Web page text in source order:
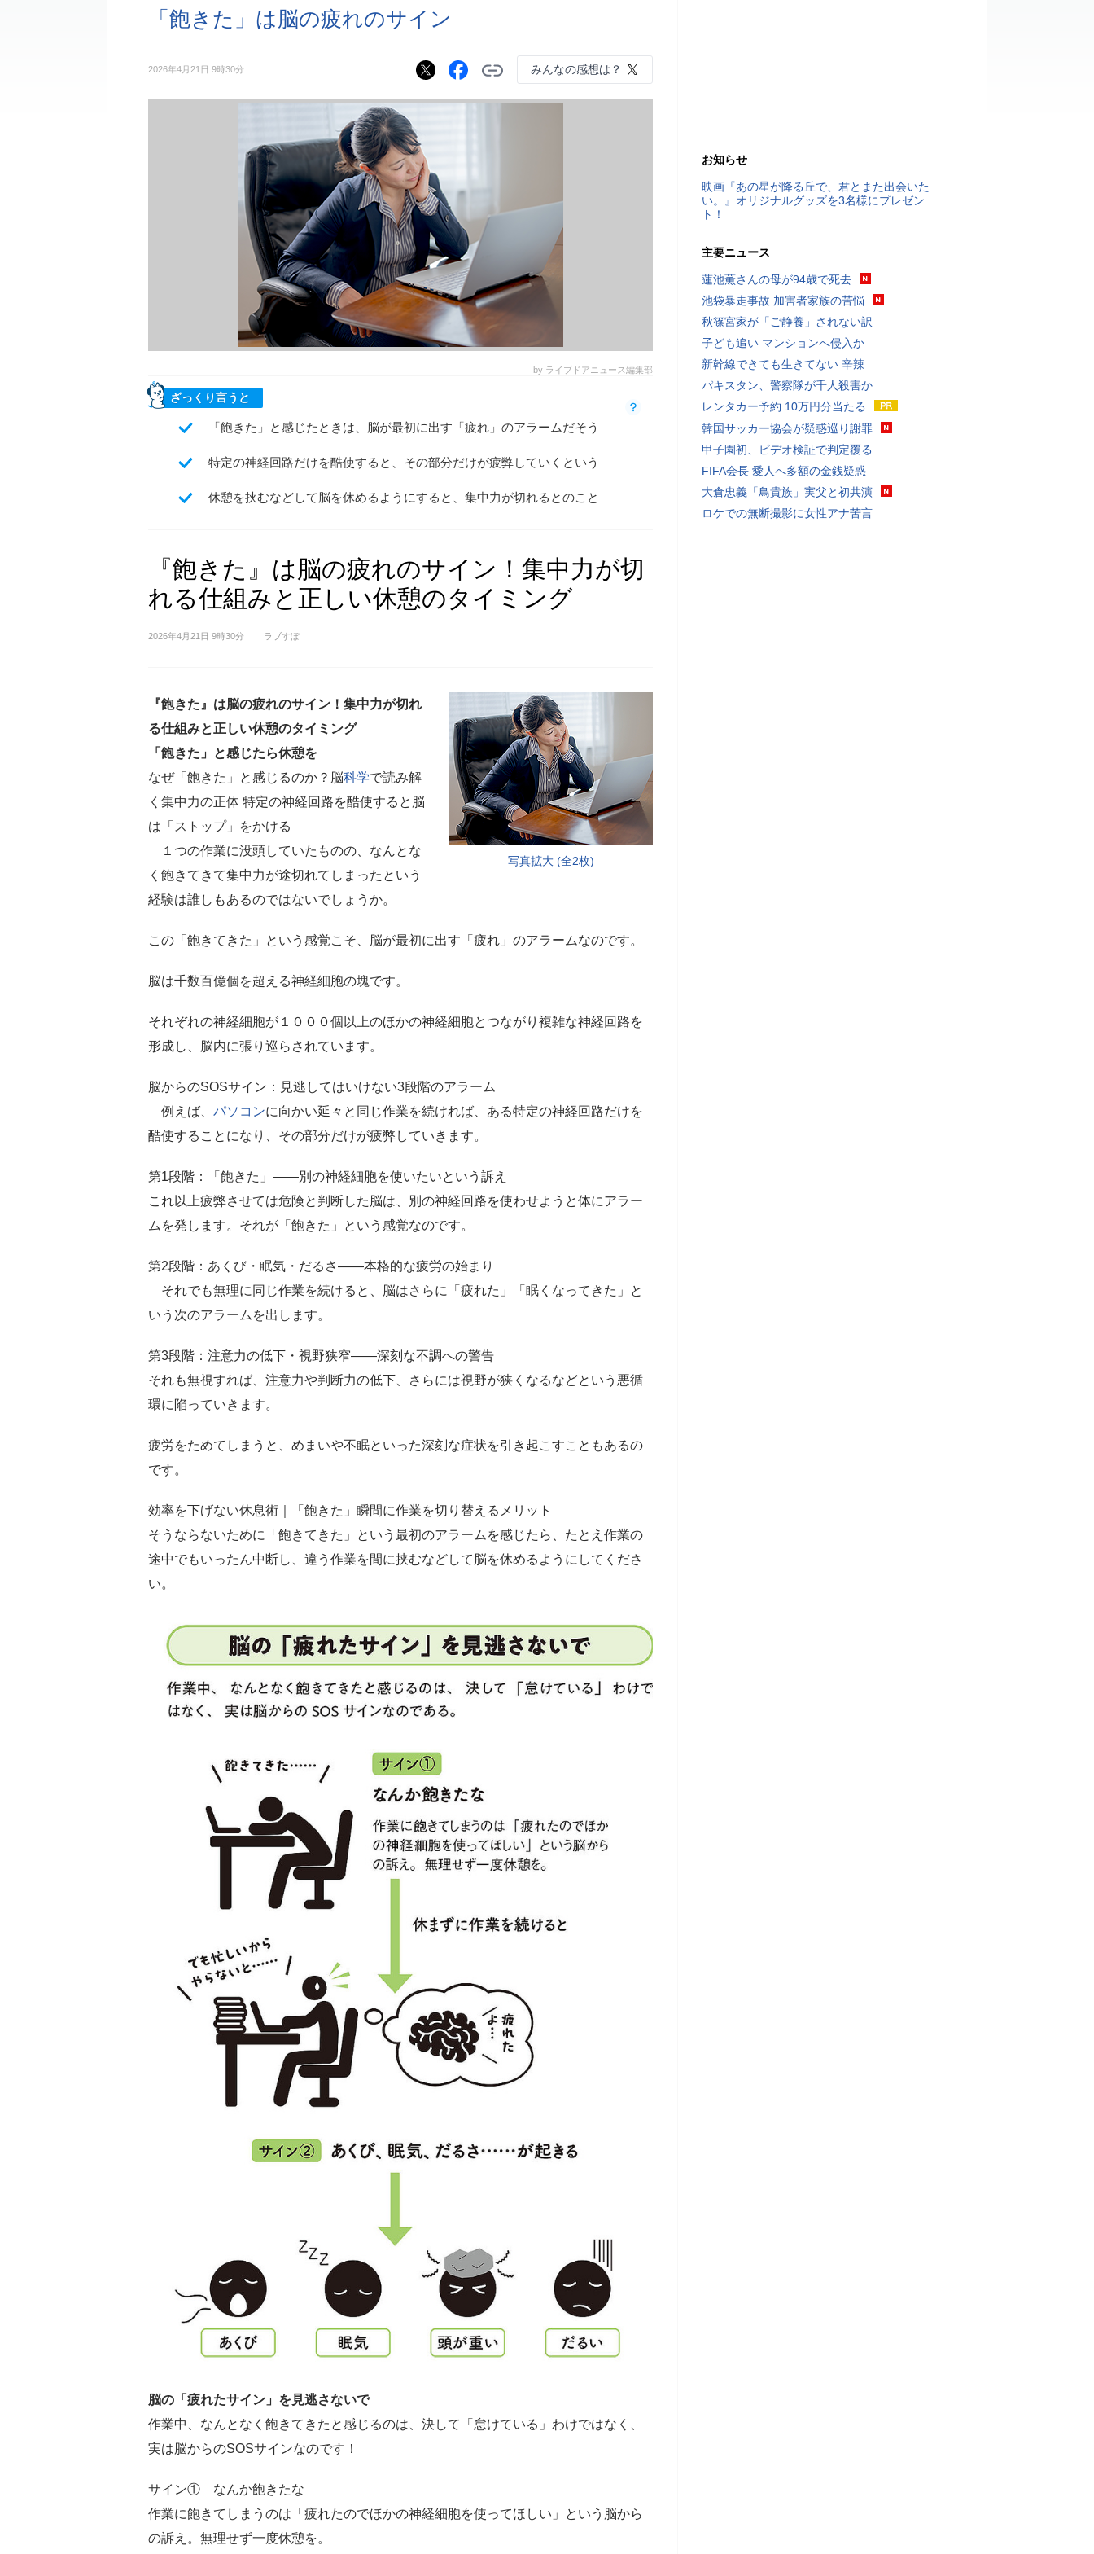
「飽きた」は脳の疲れのサイン
2026年4月21日 9時30分 みんなの感想は？
by ライブドアニュース編集部
ざっくり言うと
「飽きた」と感じたときは、脳が最初に出す「疲れ」のアラームだそう
特定の神経回路だけを酷使すると、その部分だけが疲弊していくという
休憩を挟むなどして脳を休めるようにすると、集中力が切れるとのこと
『飽きた』は脳の疲れのサイン！集中力が切
れる仕組みと正しい休憩のタイミング
2026年4月21日 9時30分 ラブすぽ
写真拡大 (全2枚)
『飽きた』は脳の疲れのサイン！集中力が切れ
る仕組みと正しい休憩のタイミング
「飽きた」と感じたら休憩を
なぜ「飽きた」と感じるのか？脳科学で読み解
く集中力の正体 特定の神経回路を酷使すると脳
は「ストップ」をかける
１つの作業に没頭していたものの、なんとな
く飽きてきて集中力が途切れてしまったという
経験は誰しもあるのではないでしょうか。
この「飽きてきた」という感覚こそ、脳が最初に出す「疲れ」のアラームなのです。
脳は千数百億個を超える神経細胞の塊です。
それぞれの神経細胞が１０００個以上のほかの神経細胞とつながり複雑な神経回路を
形成し、脳内に張り巡らされています。
脳からのSOSサイン：見逃してはいけない3段階のアラーム
例えば、 パソコンに向かい延々と同じ作業を続ければ、ある特定の神経回路だけを
酷使することになり、その部分だけが疲弊していきます。
第1段階：「飽きた」――別の神経細胞を使いたいという訴え
これ以上疲弊させては危険と判断した脳は、別の神経回路を使わせようと体にアラー
ムを発します。それが「飽きた」という感覚なのです。
第2段階：あくび・眠気・だるさ――本格的な疲労の始まり
それでも無理に同じ作業を続けると、脳はさらに「疲れた」「眠くなってきた」と
いう次のアラームを出します。
第3段階：注意力の低下・視野狭窄――深刻な不調への警告
それも無視すれば、注意力や判断力の低下、さらには視野が狭くなるなどという悪循
環に陥っていきます。
疲労をためてしまうと、めまいや不眠といった深刻な症状を引き起こすこともあるの
です。
効率を下げない休息術｜「飽きた」瞬間に作業を切り替えるメリット
そうならないために「飽きてきた」という最初のアラームを感じたら、たとえ作業の
途中でもいったん中断し、違う作業を間に挟むなどして脳を休めるようにしてくださ
い。
脳の「疲れたサイン」を見逃さないで
作業中、なんとなく飽きてきたと感じるのは、決して「怠けている」わけではなく、
実は脳からのSOSサインなのです！
サイン① なんか飽きたな
作業に飽きてしまうのは「疲れたのでほかの神経細胞を使ってほしい」という脳から
の訴え。無理せず一度休憩を。
お知らせ
映画『あの星が降る丘で、君とまた出会いた
い。』オリジナルグッズを3名様にプレゼン
ト！
主要ニュース
蓮池薫さんの母が94歳で死去
池袋暴走事故 加害者家族の苦悩
秋篠宮家が「ご静養」されない訳
子ども追い マンションへ侵入か
新幹線できても生きてない 辛辣
パキスタン、警察隊が千人殺害か
レンタカー予約 10万円分当たる
韓国サッカー協会が疑惑巡り謝罪
甲子園初、ビデオ検証で判定覆る
FIFA会長 愛人へ多額の金銭疑惑
大倉忠義「鳥貴族」実父と初共演
ロケでの無断撮影に女性アナ苦言